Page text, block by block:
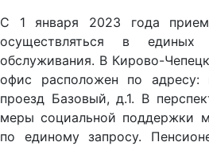
С 1 января 2023 года
осуществляться в единых
обслуживания. В Кирово-
офис расположен по адресу:
проезд Базовый, д.1. В
меры социальной поддержки
по единому запросу.